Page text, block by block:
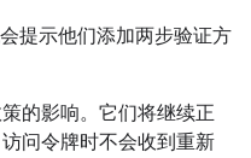
提示他们添加两步验证方
的影响。它们将继续正
问令牌时不会收到重新